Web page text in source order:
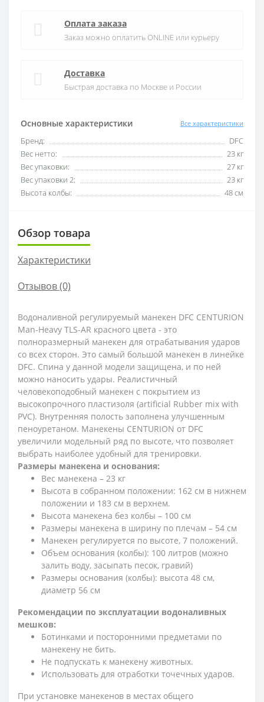
Основные характеристики Все характеристики
Бренд:
DFC
Вес нетто:
23 кг
Вес упаковки:
27 кг
Вес упаковки 2:
23 кг
Высота колбы:
48 см
Оплата заказа
Заказ можно оплатить ONLINE или курьеру
Доставка
Быстрая доставка по Москве и России
Обзор товара
Характеристики
Отзывов (0)
Водоналивной регулируемый манекен DFC CENTURION
Man-Heavy TLS-AR красного цвета - это
полноразмерный манекен для отрабатывания ударов
со всех сторон. Это самый большой манекен в линейке
DFC. Спина у данной модели защищена, и по ней
можно наносить удары. Реалистичный
человекоподобный манекен с покрытием из
высокопрочного пластизоля (artificial Rubber mix with
PVC). Внутренняя полость заполнена улучшенным
пеноуретаном. Манекены CENTURION от DFC
увеличили модельный ряд по высоте, что позволяет
выбрать наиболее удобный для тренировки.
Размеры манекена и основания:
Вес манекена – 23 кг
Высота в собранном положении: 162 см в нижнем
положении и 183 см в верхнем.
Высота манекена без колбы – 100 см
Размеры манекена в ширину по плечам – 54 см
Манекен регулируется по высоте, 7 положений.
Объем основания (колбы): 100 литров (можно
залить воду, засыпать песок, гравий)
Размеры основания (колбы): высота 48 см,
диаметр 56 см
Рекомендации по эксплуатации водоналивных
мешков:
Ботинками и посторонними предметами по
манекену не бить.
Не подпускать к манекену животных.
Использовать для отработки точечных ударов.
При установке манекенов в местах общего